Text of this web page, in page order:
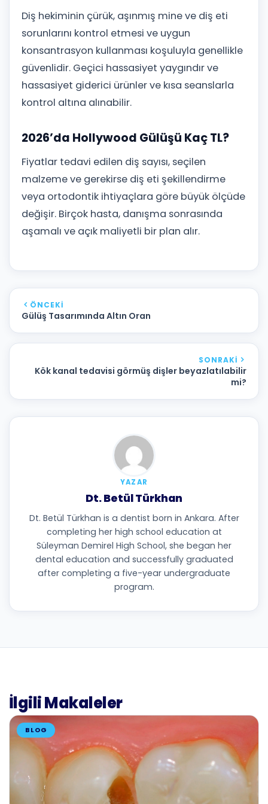
Diş hekiminin çürük, aşınmış mine ve diş eti
sorunlarını kontrol etmesi ve uygun
konsantrasyon kullanması koşuluyla genellikle
güvenlidir. Geçici hassasiyet yaygındır ve
hassasiyet giderici ürünler ve kısa seanslarla
kontrol altına alınabilir.
2026’da Hollywood Gülüşü Kaç TL?
Fiyatlar tedavi edilen diş sayısı, seçilen
malzeme ve gerekirse diş eti şekillendirme
veya ortodontik ihtiyaçlara göre büyük ölçüde
değişir. Birçok hasta, danışma sonrasında
aşamalı ve açık maliyetli bir plan alır.
ÖNCEKI
Gülüş Tasarımında Altın Oran
SONRAKI
Kök kanal tedavisi görmüş dişler beyazlatılabilir
mi?
YAZAR
Dt. Betül Türkhan
Dt. Betül Türkhan is a dentist born in Ankara. After
completing her high school education at
Süleyman Demirel High School, she began her
dental education and successfully graduated
after completing a five-year undergraduate
program.
İlgili Makaleler
BLOG